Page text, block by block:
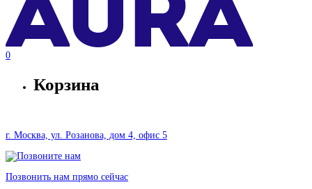
0
Корзина
г. Москва, ул. Розанова, дом 4, офис 5
Позвонить нам прямо сейчас